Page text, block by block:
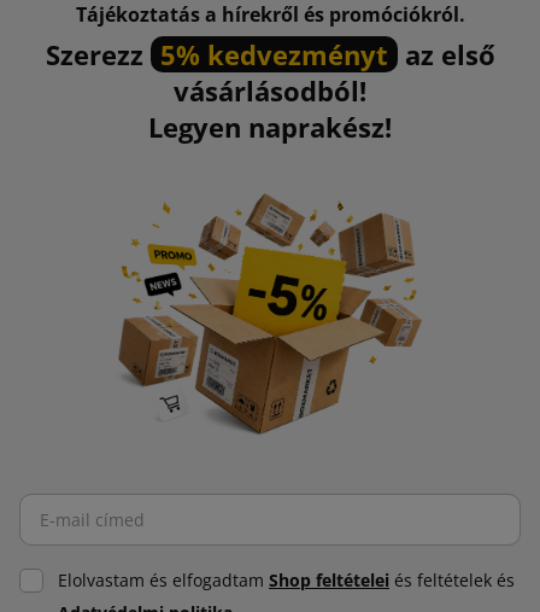
Eltávolíthatóság:képes tisztán és könnyen eltávolítani a
felületeket.
Tájékoztatás a hírekről és promóciókról.
Szerezz 5% kedvezményt az első
vásárlásodból!
Legyen naprakész!
Elolvastam és elfogadtam Shop feltételei és feltételek és